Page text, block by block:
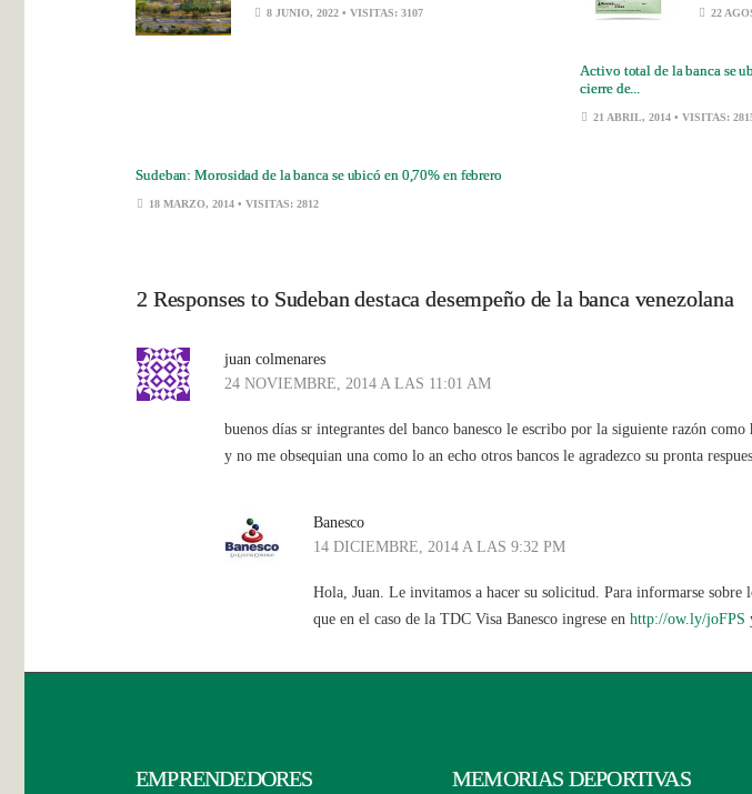
8 JUNIO, 2022 • VISITAS: 3107 22
Activo total de la banca se
cierre de...
21 ABRIL, 2014• VISITAS:
Sudeban: Morosidad de la banca se ubicó en 0,70% en febrero
18 MARZO, 2014• VISITAS: 2812
2 Responses to Sudeban destaca desempeño de la banca venezolana
juan colmenares
24 NOVIEMBRE, 2014 A LAS 11:01 AM
buenos días sr integrantes del banco banesco le escribo por la siguiente razón
y no me obsequian una como lo an echo otros bancos le agradezco su pronta
Banesco
14 DICIEMBRE, 2014 A LAS 9:32 PM
Hola, Juan. Le invitamos a hacer su solicitud. Para informarse
que en el caso de la TDC Visa Banesco ingrese enhttp://ow.ly/joFPS
EMPRENDEDORES MEMORIAS DEPORTIVAS